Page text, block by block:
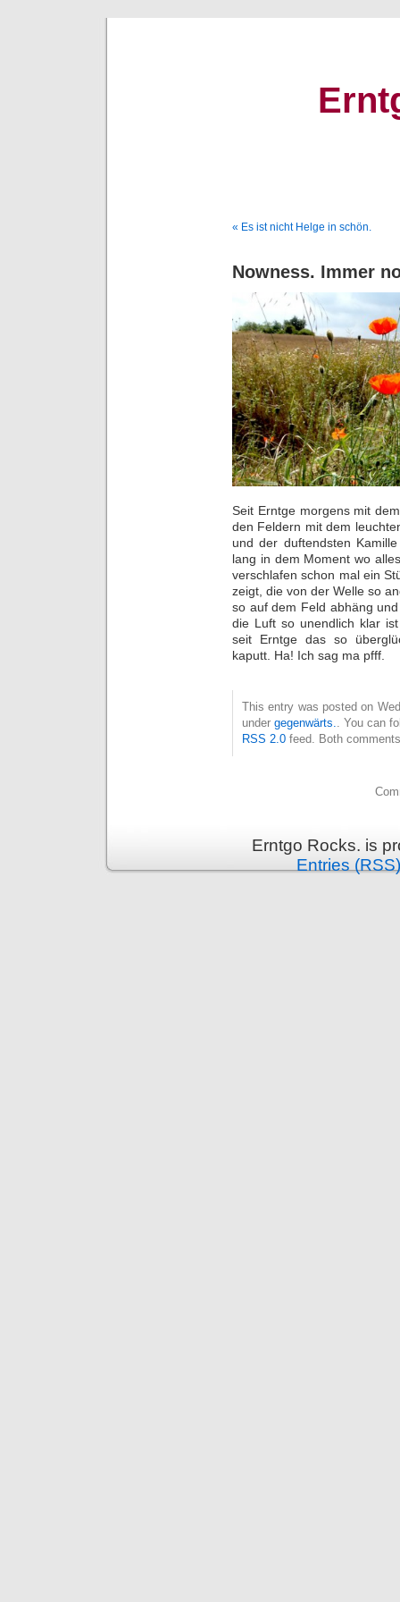
« Es ist nicht Helge in schön.
Nowness. Immer
Seit Erntge morgens mit
den Feldern mit dem
und der duftendsten
lang in dem Moment wo
verschlafen schon mal ein
zeigt, die von der Welle so
so auf dem Feld abhäng
die Luft so unendlich klar
seit Erntge das so
kaputt. Ha! Ich sag ma pfff.
This entry was posted on
under gegenwärts.
. You can
RSS 2.0 feed. Both
Erntgo Rocks. is
Entries (RSS)